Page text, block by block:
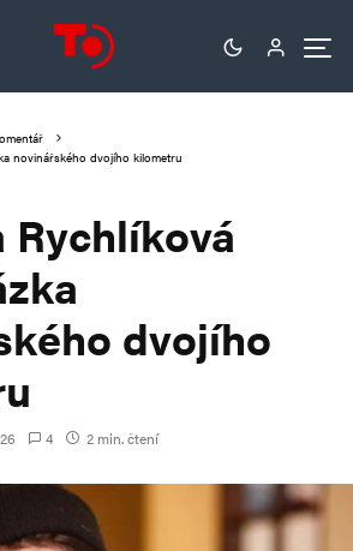
novinářského dvojího kilometru
Rychlíková
dvojího
4 2 min. čtení